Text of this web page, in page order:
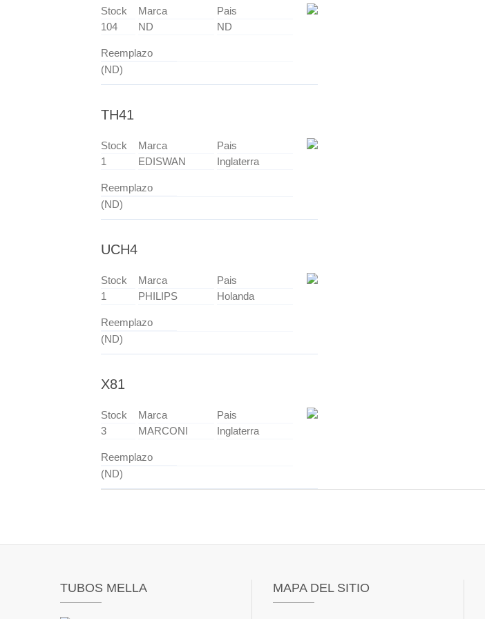
Stock Marca
Pais
104
ND ND
Reemplazo
(ND)
TH41
Stock Marca
Pais
1
EDISWAN Inglaterra
Reemplazo
(ND)
UCH4
Stock Marca
Pais
1
PHILIPS Holanda
Reemplazo
(ND)
X81
Stock Marca
Pais
3
MARCONI Inglaterra
Reemplazo
(ND)
TUBOS MELLA MAPA DEL SITIO